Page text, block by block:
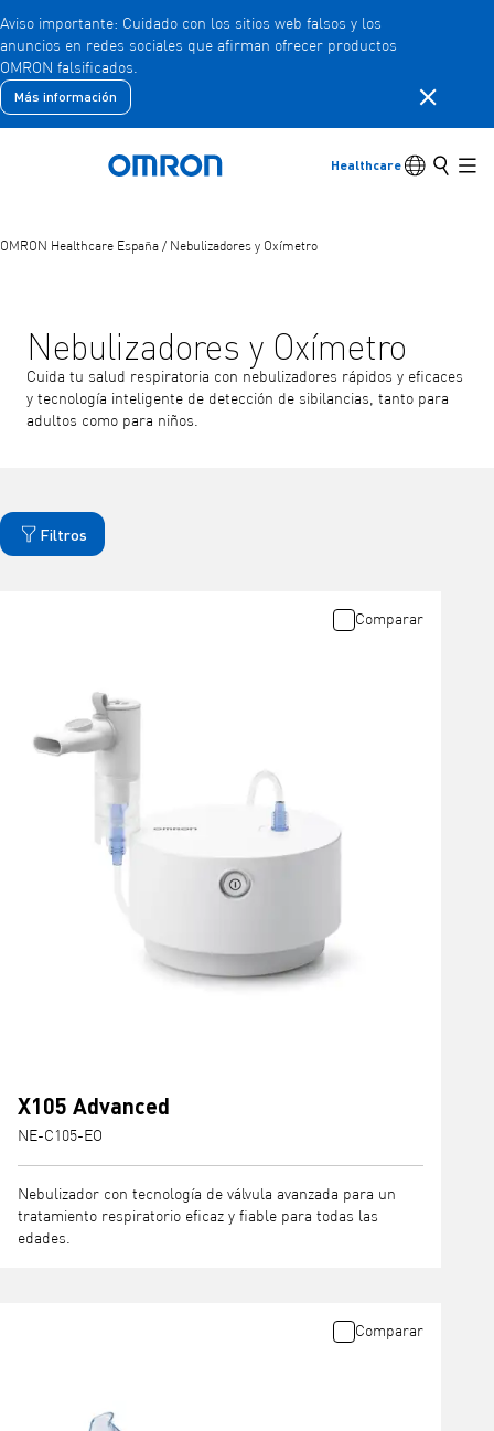
Ir
al
contenido
principal
Aviso importante: Cuidado con los sitios web falsos y los
anuncios en redes sociales que afirman ofrecer productos
OMRON falsificados.
Más información Cerrar la
Volver a la página de inicio
Healthcare
Buscar
Atrás
Volver al menú anterior
Productos
OMRON Healthcare España / Nebulizadores y Oxímetro
Nebulizadores y Oxímetro
Cuida tu salud respiratoria con nebulizadores rápidos y eficaces
y tecnología inteligente de detección de sibilancias, tanto para
adultos como para niños.
Filtros
X105 Advanced
NE-C105-EO
Nebulizador con tecnología de válvula avanzada para un
tratamiento respiratorio eficaz y fiable para todas las
edades.
Comparar
Comparar